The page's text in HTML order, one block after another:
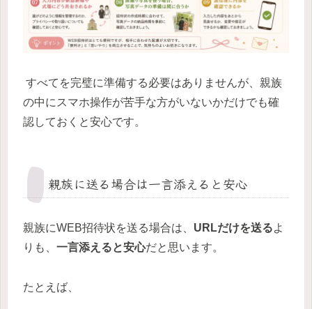
すべてを完璧に準備する必要はありませんが、親族
の中にスマホ操作が苦手な方がいないかだけでも確
認しておくと安心です。
親族に送る場合は一言添えると安心
親族にWEB招待状を送る場合は、 URLだけを送るよ
りも、 一言添えると安心だと思います。
たとえば、